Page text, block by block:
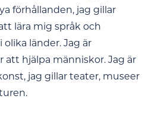
förhållanden, jag gillar
lära mig språk och
länder. Jag är
att hjälpa människor. Jag är
jag gillar teater, museer